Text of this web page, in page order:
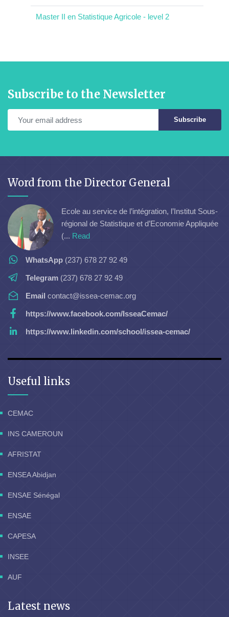
Master II en Statistique Agricole - level 2
Subscribe to the Newsletter
Subscribe
Word from the Director General
Ecole au service de l’intégration, l’Institut Sous-
régional de Statistique et d’Economie Appliquée
(... Read
WhatsApp (237) 678 27 92 49
Telegram (237) 678 27 92 49
Email contact@issea-cemac.org
https://www.facebook.com/IsseaCemac/
https://www.linkedin.com/school/issea-cemac/
Useful links
CEMAC
INS CAMEROUN
AFRISTAT
ENSEA Abidjan
ENSAE Sénégal
ENSAE
CAPESA
INSEE
AUF
Latest news